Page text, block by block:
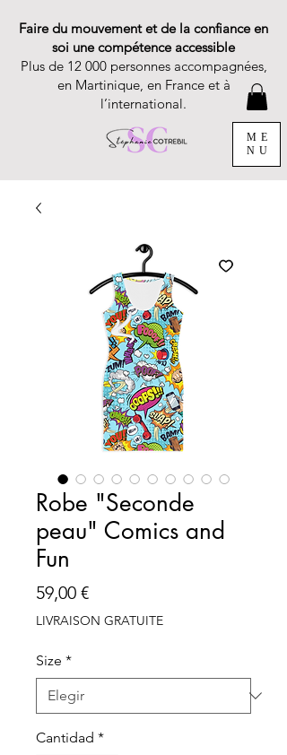
Faire du mouvement et de la confiance en
soi une compétence accessible
Plus de 12 000 personnes accompagnées,
en Martinique, en France et à
l’international.
ME
NU
Robe "Seconde
peau" Comics and
Fun
59,00 €Precio
LIVRAISON GRATUITE
Size *
Cantidad *